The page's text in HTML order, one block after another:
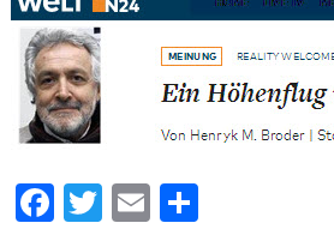
F T E T